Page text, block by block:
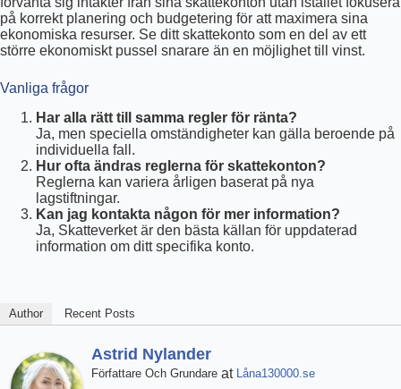
på korrekt planering och budgetering för att maximera sina
ekonomiska resurser. Se ditt skattekonto som en del av ett
större ekonomiskt pussel snarare än en möjlighet till vinst.
Vanliga frågor
Har alla rätt till samma regler för ränta?
Ja, men speciella omständigheter kan gälla beroende på
individuella fall.
Hur ofta ändras reglerna för skattekonton?
Reglerna kan variera årligen baserat på nya
lagstiftningar.
Kan jag kontakta någon för mer information?
Ja, Skatteverket är den bästa källan för uppdaterad
information om ditt specifika konto.
Author Recent Posts
Astrid Nylander
Författare Och Grundare at Låna130000.se